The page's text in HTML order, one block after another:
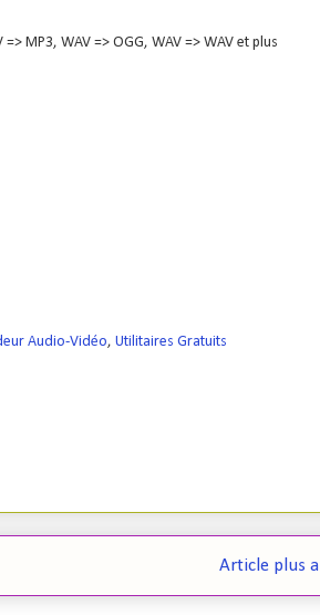
MP3, WAV => OGG, WAV => WAV et plus
Audio-Vidéo, Utilitaires Gratuits
Article plus